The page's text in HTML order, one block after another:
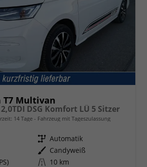
T7 Multivan
DSG Komfort LÜ 5 Sitzer
14 Tage Fahrzeug mit Tageszulassung
Getriebe Automatik
Außenfarbe Candyweiß
Kilometerstand 10 km